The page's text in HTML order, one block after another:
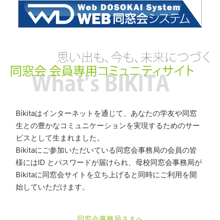
Bikitaはインターネットを通じて、あなたの学友や同窓
生との豊かなコミュニケーションを実現するためのサー
ビスとして生まれました。
Bikitaにご参加いただいている同窓会事務局の会員の皆
様にはID とパスワードが届けられ、母校同窓会事務局が
Bikitaに同窓会サイトを立ち上げると同時にご利用を開
始していただけます。